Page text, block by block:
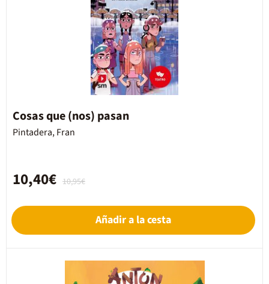
Cosas que (nos) pasan
Pintadera, Fran
10,95€
10,40€
Añadir a la cesta